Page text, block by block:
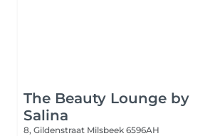
The Beauty Lounge by
Salina
8, Gildenstraat Milsbeek 6596AH